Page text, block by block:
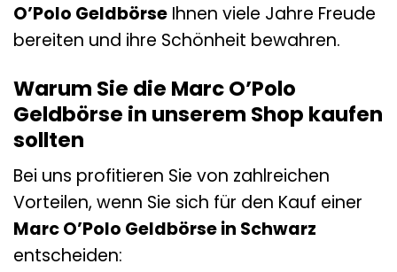
O’Polo Geldbörse Ihnen viele Jahre Freude
bereiten und ihre Schönheit bewahren.
Warum Sie die Marc O’Polo
Geldbörse in unserem Shop kaufen
sollten
Bei uns profitieren Sie von zahlreichen
Vorteilen, wenn Sie sich für den Kauf einer
Marc O’Polo Geldbörse in Schwarz
entscheiden: